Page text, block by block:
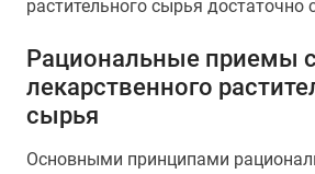
растительного сырья достаточно
Рациональные приемы
лекарственного
сырья
Основными принципами